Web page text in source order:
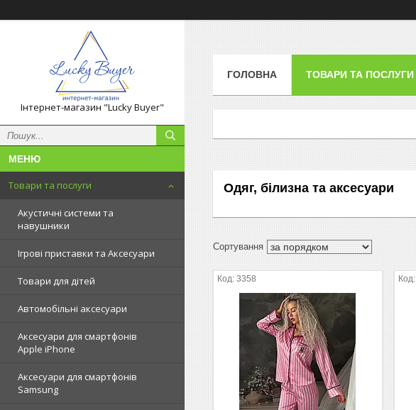
Інтернет-магазин "Lucky Buyer"
Товари та послуги
Акустичні системи та
навушники
Ігрові приставки та Аксесуари
Товари для дітей
Автомобільні аксесуари
Аксесуари для смартфонів
Apple iPhone
Аксесуари для смартфонів
Samsung
ГОЛОВНА ТОВАРИ ТА ПОСЛУГИ
Одяг, білизна та аксесуари
3358